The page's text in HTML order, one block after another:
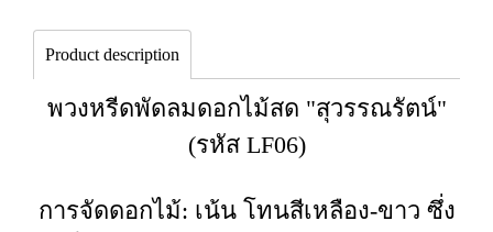
Product description
พวงหรีดพัดลมดอกไม้สด "สุวรรณรัตน์"
(รหัส LF06)
การจัดดอกไม้: เน้น โทนสีเหลือง-ขาว ซึ่ง